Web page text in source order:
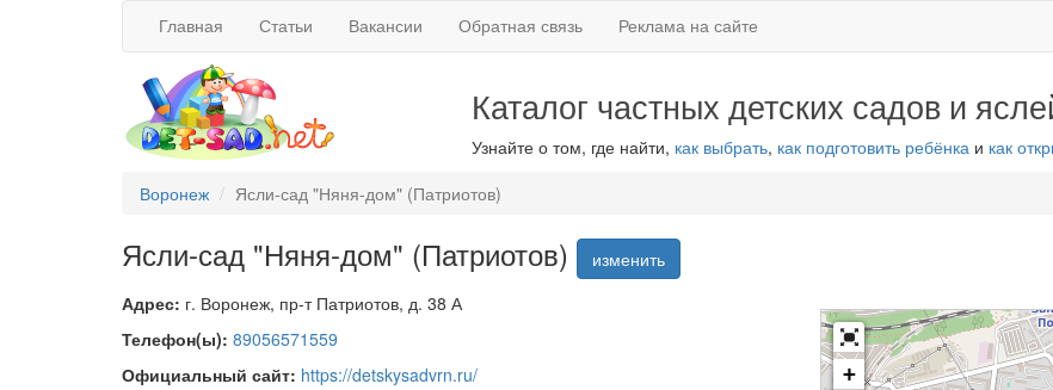
Главная Статьи Вакансии Обратная связь Реклама на сайте
Каталог частных детских садов и
Узнайте о том, где найти, как выбрать, как подготовить ребёнкаи как
Воронеж
Ясли-сад "Няня-дом" (Патриотов)
Ясли-сад "Няня-дом" (Патриотов)
изменить
Адрес: г. Воронеж, пр-т Патриотов, д. 38 А
Телефон(ы): 89056571559
Официальный сайт: https://detskysadvrn.ru/
+